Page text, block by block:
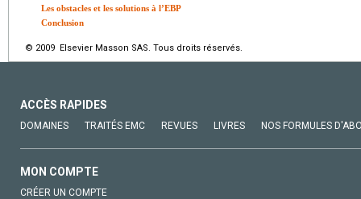
Les obstacles et les solutions à l’EBP
Conclusion
© 2009 Elsevier Masson SAS. Tous droits réservés.
ACCÈS RAPIDES
DOMAINES TRAITÉS EMC REVUES LIVRES NOS FORMULES
MON COMPTE
CRÉER UN COMPTE